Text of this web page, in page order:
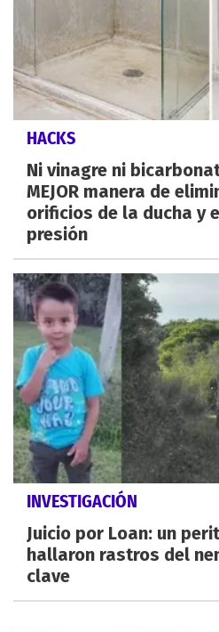
HACKS
Ni vinagre ni
MEJOR manera de
orificios de la ducha y
presión
INVESTIGACIÓN
Juicio por Loan: un
hallaron rastros del
clave